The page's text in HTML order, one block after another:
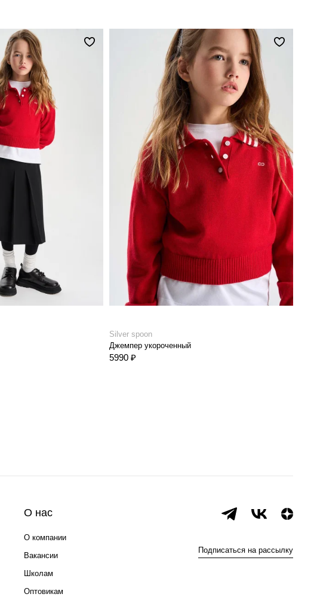
Silver spoon
Джемпер укороченный
5990 ₽
О нас
О компании
Вакансии
Школам
Оптовикам
Подписаться на рассылку